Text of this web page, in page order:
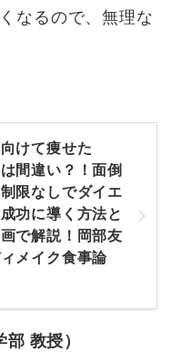
なるので、無理な
向けて痩せた
間違い？！面倒
限なしでダイエ
功に導く方法と
で解説！岡部友
メイク食事論
教授）